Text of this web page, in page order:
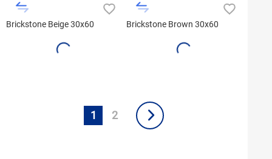
Brickstone Beige 30x60 Brickstone Brown 30x60
1 2